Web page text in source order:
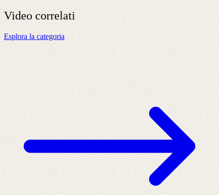
Video correlati
Esplora la categoria